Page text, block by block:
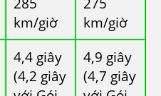
km/giờ
km/giờ
4,4 giây
(4,2 giây
4,9 giây
(4,7 giây